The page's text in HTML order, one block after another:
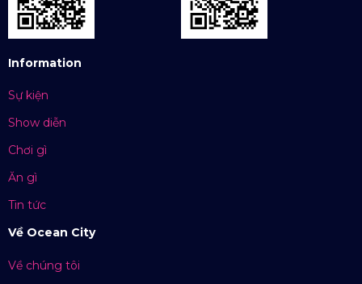
Information
Sự kiện
Show diễn
Chơi gì
Ăn gì
Tin tức
Về Ocean City
Về chúng tôi